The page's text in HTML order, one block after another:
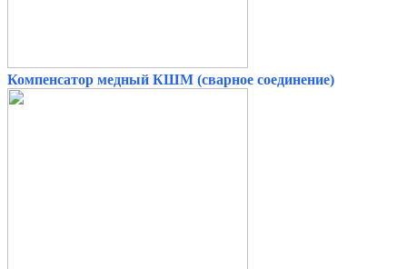
Компенсатор медный КШМ (сварное соединение)